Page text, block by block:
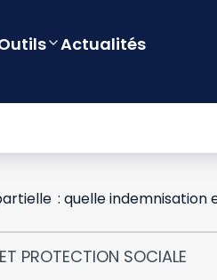
Actualités
: quelle indemnisation
PROTECTION SOCIALE